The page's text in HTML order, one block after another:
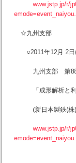
www.jstp.jp/r/
☆九州支部
○2011年12月 2日
九州支部 第88
「成形解析と利
(新日本製鉄(株)
www.jstp.jp/r/